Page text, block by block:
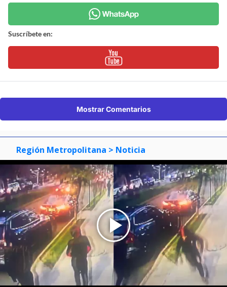
Suscríbete en:
Mostrar Comentarios
Región Metropolitana > Noticia